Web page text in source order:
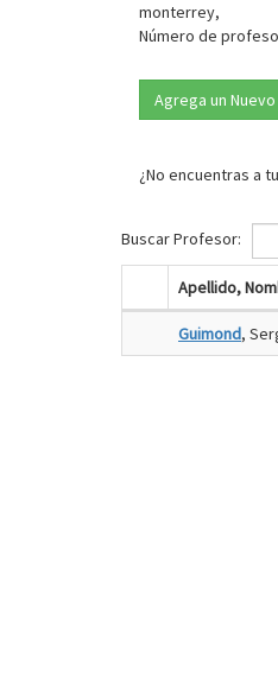
monterrey,
Número de
Agrega un
¿No encuentras a
Buscar Profesor:
Apellido,
Guimond,